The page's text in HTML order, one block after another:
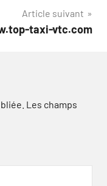
Article suivant
taxi-vtc.com
Les champs